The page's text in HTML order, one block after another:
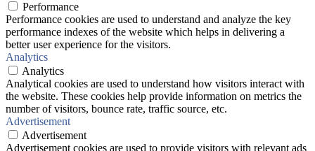
Performance
Performance cookies are used to understand and analyze the key
performance indexes of the website which helps in delivering a
better user experience for the visitors.
Analytics
Analytics
Analytical cookies are used to understand how visitors interact with
the website. These cookies help provide information on metrics the
number of visitors, bounce rate, traffic source, etc.
Advertisement
Advertisement
Advertisement cookies are used to provide visitors with relevant ads